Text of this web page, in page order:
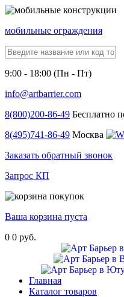
мобильные ограждения
9:00 - 18:00 (Пн - Пт)
info@artbarrier.com
8(800)200-86-49 Бесплатно
8(495)741-86-49 Москва
Заказать обратный звонок
Запрос КП
Ваша корзина пуста
0 0 руб.
Главная
Каталог товаров